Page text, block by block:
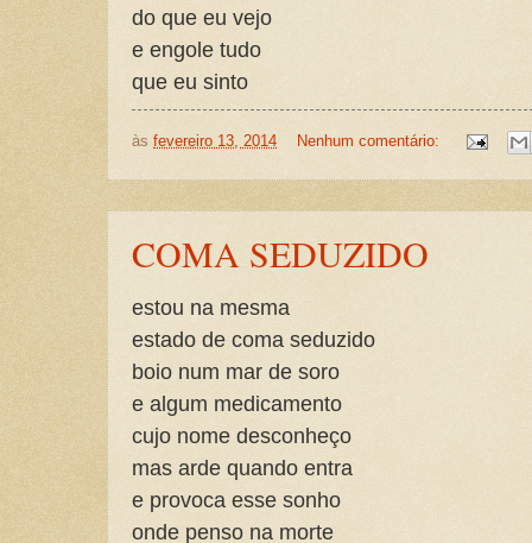
do que eu vejo
e engole tudo
que eu sinto
às fevereiro 13, 2014 Nenhum comentário:
COMA SEDUZIDO
estou na mesma
estado de coma seduzido
boio num mar de soro
e algum medicamento
cujo nome desconheço
mas arde quando entra
e provoca esse sonho
onde penso na morte